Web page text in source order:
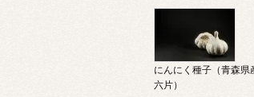
にんにく種子（青森
六片）